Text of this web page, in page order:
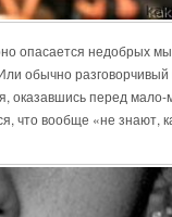
опасается недобрых
обычно
оказавшись перед мало-
вообще «не знают,